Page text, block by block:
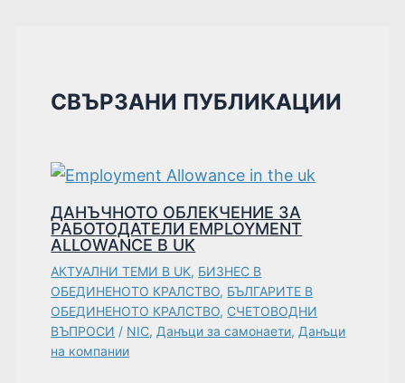
СВЪРЗАНИ ПУБЛИКАЦИИ
ДАНЪЧНОТО ОБЛЕКЧЕНИЕ ЗА
РАБОТОДАТЕЛИ EMPLOYMENT
ALLOWANCE В UK
АКТУАЛНИ ТЕМИ В UK, БИЗНЕС В
ОБЕДИНЕНОТО КРАЛСТВО, БЪЛГАРИТЕ В
ОБЕДИНЕНОТО КРАЛСТВО, СЧЕТОВОДНИ
ВЪПРОСИ / NIC, Данъци за самонаети, Данъци
на компании